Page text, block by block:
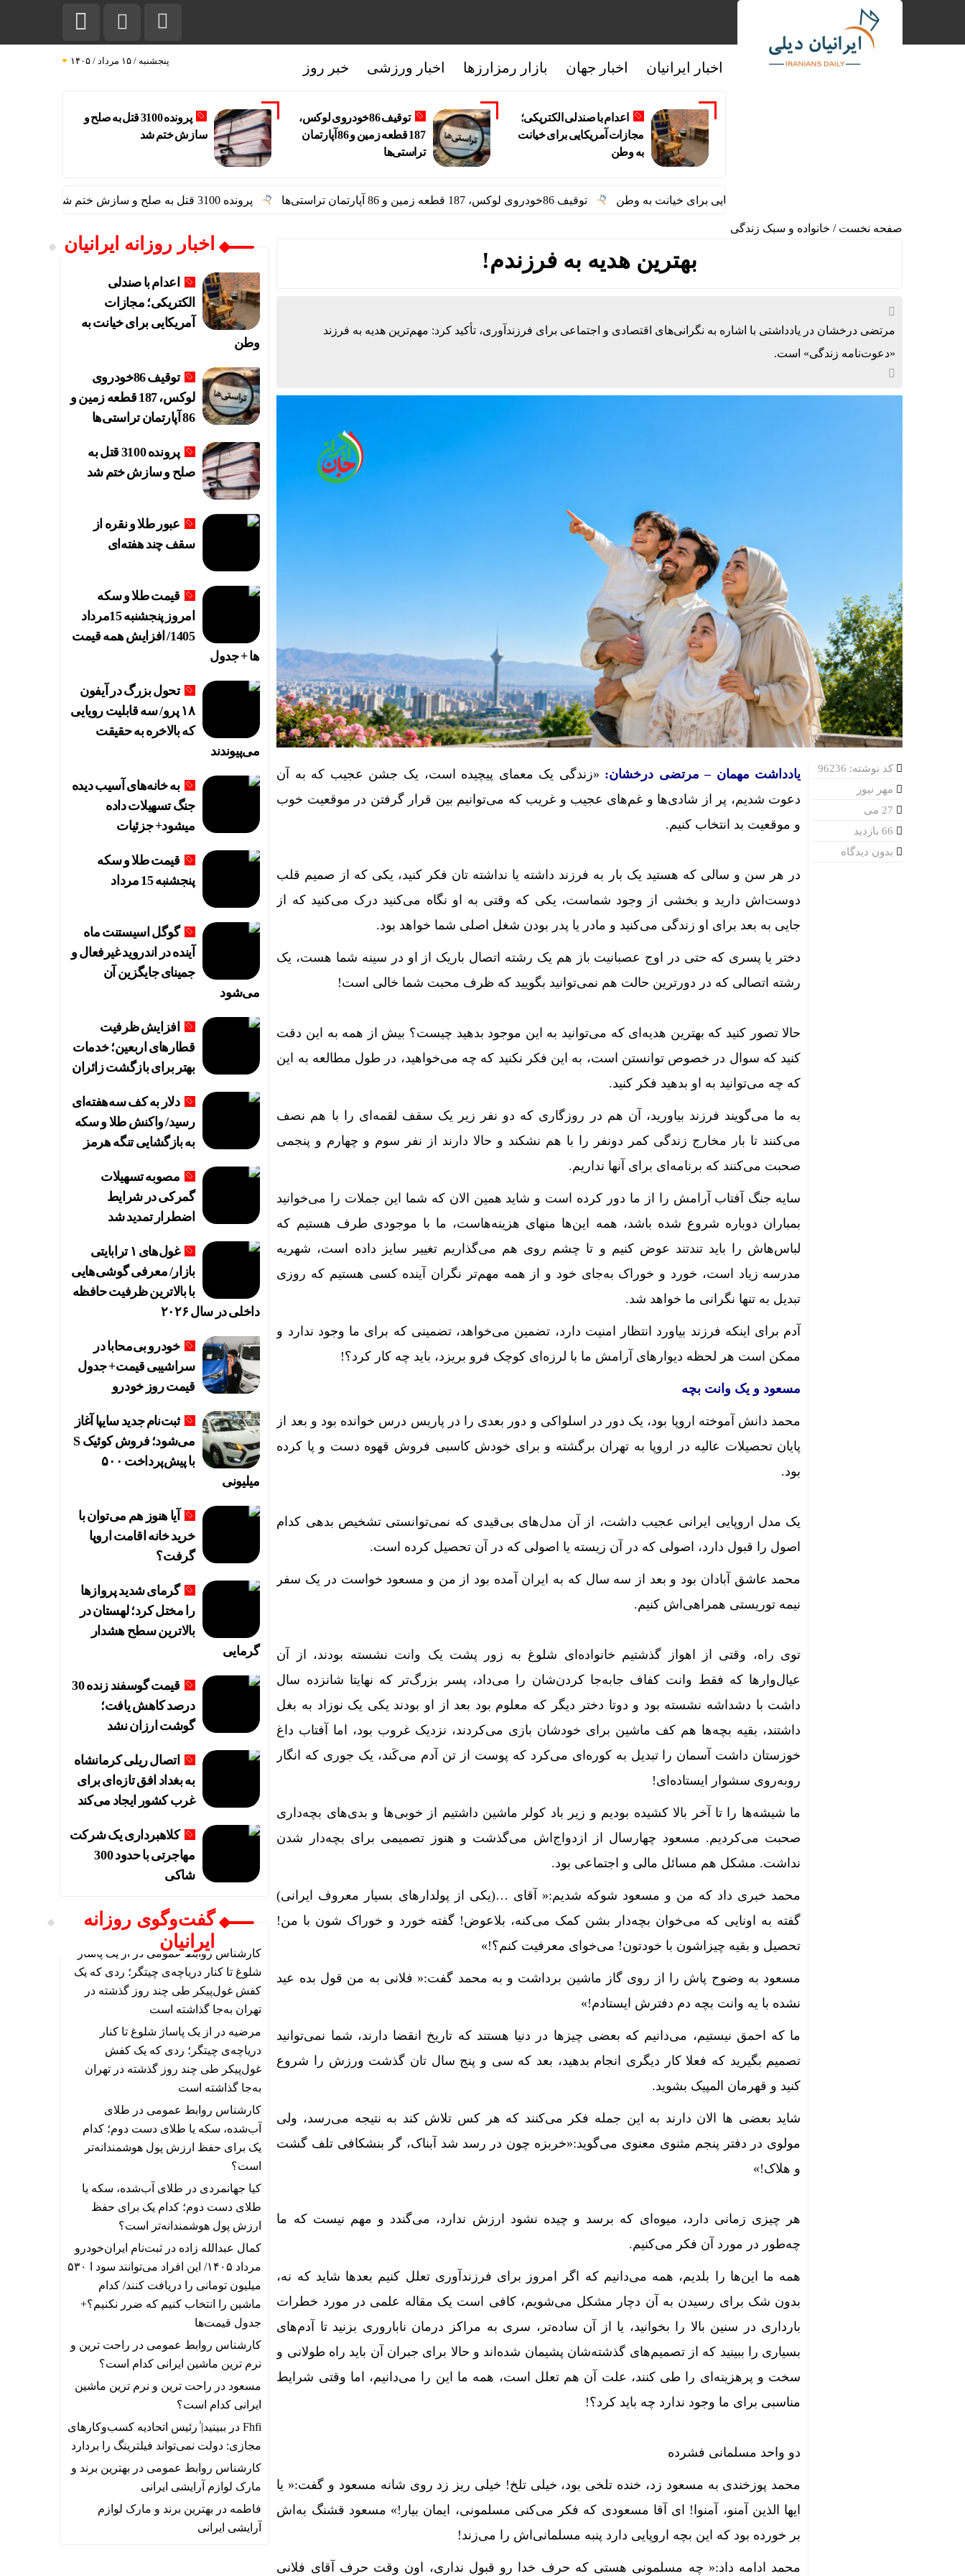
اخبار ایرانیان اخبار جهان بازار رمزارزها اخبار ورزشی خبر روز پنجشنبه / ۱۵ مرداد / ۱۴۰۵
اعدام با صندلی الکتریکی؛
مجازات آمریکایی برای خیانت
به وطن
توقیف 86خودروی لوکس،
187 قطعه زمین و 86 آپارتمان
تراستی‌ها
پرونده 3100 قتل به صلح و
سازش ختم شد
اعدام با صندلی الکتریکی؛ مجازات آمریکایی برای خیانت به وطن توقیف 86خودروی لوکس، 187 قطعه زمین و 86 آپارتمان تراستی‌ها پرونده 3100 قتل به صلح و سازش ختم شد عبور طلا و
صفحه نخست / خانواده و سبک زندگی
بهترین هدیه به فرزندم!
مرتضی درخشان در یادداشتی با اشاره به نگرانی‌های اقتصادی و اجتماعی برای فرزندآوری، تأکید کرد: مهم‌ترین هدیه به فرزند
«دعوت‌نامه زندگی» است.
کد نوشته: 96236
مهر نیوز
بدون دیدگاه
یادداشت مهمان – مرتضی درخشان: «زندگی یک معمای پیچیده است، یک جشن عجیب که به آن
دعوت شدیم، پر از شادی‌ها و غم‌های عجیب و غریب که می‌توانیم بین قرار گرفتن در موقعیت خوب
و موقعیت بد انتخاب کنیم.
در هر سن و سالی که هستید یک بار به فرزند داشته یا نداشته تان فکر کنید، یکی که از صمیم قلب
دوست‌اش دارید و بخشی از وجود شماست، یکی که وقتی به او نگاه می‌کنید درک می‌کنید که از
جایی به بعد برای او زندگی می‌کنید و مادر یا پدر بودن شغل اصلی شما خواهد بود.
دختر یا پسری که حتی در اوج عصبانیت باز هم یک رشته اتصال باریک از او در سینه شما هست، یک
رشته اتصالی که در دورترین حالت هم نمی‌توانید بگویید که ظرف محبت شما خالی است!
حالا تصور کنید که بهترین هدیه‌ای که می‌توانید به این موجود بدهید چیست؟ بیش از همه به این دقت
کنید که سوال در خصوص توانستن است، به این فکر نکنید که چه می‌خواهید، در طول مطالعه به این
که چه می‌توانید به او بدهید فکر کنید.
به ما می‌گویند فرزند بیاورید، آن هم در روزگاری که دو نفر زیر یک سقف لقمه‌ای را با هم نصف
می‌کنند تا بار مخارج زندگی کمر دونفر را با هم نشکند و حالا دارند از نفر سوم و چهارم و پنجمی
صحبت می‌کنند که برنامه‌ای برای آنها نداریم.
سایه جنگ آفتاب آرامش را از ما دور کرده است و شاید همین الان که شما این جملات را می‌خوانید
بمباران دوباره شروع شده باشد، همه این‌ها منهای هزینه‌هاست، ما با موجودی طرف هستیم که
لباس‌هاش را باید تندتند عوض کنیم و تا چشم روی هم می‌گذاریم تغییر سایز داده است، شهریه
مدرسه زیاد است، خورد و خوراک به‌جای خود و از همه مهم‌تر نگران آینده کسی هستیم که روزی
تبدیل به تنها نگرانی ما خواهد شد.
آدم برای اینکه فرزند بیاورد انتظار امنیت دارد، تضمین می‌خواهد، تضمینی که برای ما وجود ندارد و
ممکن است هر لحظه دیوارهای آرامش ما با لرزه‌ای کوچک فرو بریزد، باید چه کار کرد؟!
مسعود و یک وانت بچه
محمد دانش آموخته اروپا بود، یک دور در اسلواکی و دور بعدی را در پاریس درس خوانده بود و بعد از
پایان تحصیلات عالیه در اروپا به تهران برگشته و برای خودش کاسبی فروش قهوه دست و پا کرده
بود.
یک مدل اروپایی ایرانی عجیب داشت، از آن مدل‌های بی‌قیدی که نمی‌توانستی تشخیص بدهی کدام
اصول را قبول دارد، اصولی که در آن زیسته یا اصولی که در آن تحصیل کرده است.
محمد عاشق آبادان بود و بعد از سه سال که به ایران آمده بود از من و مسعود خواست در یک سفر
نیمه توریستی همراهی‌اش کنیم.
توی راه، وقتی از اهواز گذشتیم خانواده‌ای شلوغ به زور پشت یک وانت نشسته بودند، از آن
عیال‌وارها که فقط وانت کفاف جابه‌جا کردن‌شان را می‌داد، پسر بزرگ‌تر که نهایتا شانزده سال
داشت با دشداشه نشسته بود و دوتا دختر دیگر که معلوم بود بعد از او بودند یکی یک نوزاد به بغل
داشتند، بقیه بچه‌ها هم کف ماشین برای خودشان بازی می‌کردند، نزدیک غروب بود، اما آفتاب داغ
خوزستان داشت آسمان را تبدیل به کوره‌ای می‌کرد که پوست از تن آدم می‌کَند، یک جوری که انگار
روبه‌روی سشوار ایستاده‌ای!
ما شیشه‌ها را تا آخر بالا کشیده بودیم و زیر باد کولر ماشین داشتیم از خوبی‌ها و بدی‌های بچه‌داری
صحبت می‌کردیم. مسعود چهارسال از ازدواج‌اش می‌گذشت و هنوز تصمیمی برای بچه‌دار شدن
نداشت. مشکل هم مسائل مالی و اجتماعی بود.
محمد خبری داد که من و مسعود شوکه شدیم:« آقای …(یکی از پولدارهای بسیار معروف ایرانی)
گفته به اونایی که می‌خوان بچه‌دار بشن کمک می‌کنه، بلاعوض! گفته خورد و خوراک شون با من!
تحصیل و بقیه چیزاشون با خودتون! می‌خوای معرفیت کنم؟!»
مسعود به وضوح پاش را از روی گاز ماشین برداشت و به محمد گفت:« فلانی به من قول بده عید
نشده با یه وانت بچه دم دفترش ایستادم!»
ما که احمق نیستیم، می‌دانیم که بعضی چیزها در دنیا هستند که تاریخ انقضا دارند، شما نمی‌توانید
تصمیم بگیرید که فعلا کار دیگری انجام بدهید، بعد که سی و پنج سال تان گذشت ورزش را شروع
کنید و قهرمان المپیک بشوید.
شاید بعضی ها الان دارند به این جمله فکر می‌کنند که هر کس تلاش کند به نتیجه می‌رسد، ولی
مولوی در دفتر پنجم مثنوی معنوی می‌گوید:«خربزه چون در رسد شد آبناک، گر بنشکافی تلف گشت
و هلاک!»
هر چیزی زمانی دارد، میوه‌ای که برسد و چیده نشود ارزش ندارد، می‌گندد و مهم نیست که ما
چه‌طور در مورد آن فکر می‌کنیم.
همه ما این‌ها را بلدیم، همه می‌دانیم که اگر امروز برای فرزندآوری تعلل کنیم بعدها شاید که نه،
بدون شک برای رسیدن به آن دچار مشکل می‌شویم، کافی است یک مقاله علمی در مورد خطرات
بارداری در سنین بالا را بخوانید، یا از آن ساده‌تر، سری به مراکز درمان ناباروری بزنید تا آدم‌های
بسیاری را ببینید که از تصمیم‌های گذشته‌شان پشیمان شده‌اند و حالا برای جبران آن باید راه طولانی و
سخت و پرهزینه‌ای را طی کنند، علت آن هم تعلل است، همه ما این را می‌دانیم، اما وقتی شرایط
مناسبی برای ما وجود ندارد چه باید کرد؟!
دو واحد مسلمانی فشرده
محمد پوزخندی به مسعود زد، خنده تلخی بود، خیلی تلخ! خیلی ریز زد روی شانه مسعود و گفت:« یا
ایها الذین آمنو، آمنوا! ای آقا مسعودی که فکر می‌کنی مسلمونی، ایمان بیار!» مسعود قشنگ به‌اش
بر خورده بود که این بچه اروپایی دارد پنبه مسلمانی‌اش را می‌زند!
محمد ادامه داد:« چه مسلمونی هستی که حرف خدا رو قبول نداری، اون وقت حرف آقای فلانی
اخبار روزانه ایرانیان
اعدام با صندلی
الکتریکی؛ مجازات
آمریکایی برای خیانت به
وطن
توقیف 86خودروی
لوکس، 187 قطعه زمین و
86 آپارتمان تراستی‌ها
پرونده 3100 قتل به
صلح و سازش ختم شد
عبور طلا و نقره از
سقف چند هفته‌ای
قیمت طلا و سکه
امروز پنجشنبه 15مرداد
1405/ افزایش همه قیمت
ها + جدول
تحول بزرگ در آیفون
۱۸ پرو/ سه قابلیت رویایی
که بالاخره به حقیقت
می‌پیوندند
به خانه‌های آسیب دیده
جنگ تسهیلات داده
میشود+ جزئیات
قیمت طلا و سکه
پنجشنبه 15 مرداد
گوگل اسیستنت ماه
آینده در اندروید غیرفعال و
جمینای جایگزین آن
می‌شود
افزایش ظرفیت
قطارهای اربعین؛ خدمات
بهتر برای بازگشت زائران
دلار به کف سه‌هفته‌ای
رسید/ واکنش طلا و سکه
به بازگشایی تنگه هرمز
مصوبه تسهیلات
گمرکی در شرایط
اضطرار تمدید شد
غول‌های ۱ ترابایتی
بازار/ معرفی گوشی‌هایی
با بالاترین ظرفیت حافظه
داخلی در سال ۲۰۲۶
خودرو بی‌محابا در
سراشیبی قیمت+ جدول
قیمت روز خودرو
ثبت‌نام جدید سایپا آغاز
می‌شود؛ فروش کوئیک S
با پیش‌پرداخت ۵۰۰
میلیونی
آیا هنوز هم می‌توان با
خرید خانه اقامت اروپا
گرفت؟
گرمای شدید پروازها
را مختل کرد؛ لهستان در
بالاترین سطح هشدار
گرمایی
قیمت گوسفند زنده 30
درصد کاهش یافت؛
گوشت ارزان نشد
اتصال ریلی کرمانشاه
به بغداد افق تازه‌ای برای
غرب کشور ایجاد می‌کند
کلاهبرداری یک شرکت
مهاجرتی با حدود 300
شاکی
گفت‌وگوی روزانه
ایرانیان
کارشناس روابط عمومی در از یک پاساژ
شلوغ تا کنار دریاچه‌ی چیتگر؛ ردی که یک
کفش غول‌پیکر طی چند روز گذشته در
تهران به‌جا گذاشته است
مرضیه در
از یک پاساژ شلوغ تا کنار
دریاچه‌ی چیتگر؛ ردی که یک کفش
غول‌پیکر طی چند روز گذشته در تهران
به‌جا گذاشته است
کارشناس روابط عمومی در طلای
آب‌شده، سکه یا طلای دست دوم؛ کدام
یک برای حفظ ارزش پول هوشمندانه‌تر
است؟
کیا جهانمردی در طلای آب‌شده، سکه یا
طلای دست دوم؛ کدام یک برای حفظ
ارزش پول هوشمندانه‌تر است؟
کمال عبدالله زاده در ثبت‌نام ایران‌خودرو
مرداد ۱۴۰۵/ این افراد می‌توانند سود ا ۵۳۰
میلیون تومانی را دریافت کنند/ کدام
ماشین را انتخاب کنیم که ضرر نکنیم؟+
جدول قیمت‌ها
کارشناس روابط عمومی در راحت ترین و
نرم ترین ماشین ایرانی کدام است؟
مسعود در راحت ترین و نرم ترین ماشین
ایرانی کدام است؟
Fhfiدر ببینید| ٰرئیس اتحادیه کسب‌وکارهای
مجازی: دولت نمی‌تواند فیلترینگ را بردارد
کارشناس روابط عمومی در بهترین برند و
مارک لوازم آرایشی ایرانی
فاطمه در بهترین برند و مارک لوازم
آرایشی ایرانی